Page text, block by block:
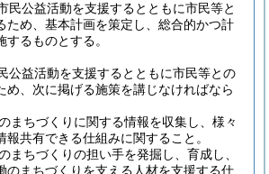
民公益活動を支援するとともに市民等と
ため、基本計画を策定し、総合的かつ計
るものとする。
公益活動を支援するとともに市民等との
め、次に掲げる施策を講じなければなら
まちづくりに関する情報を収集し、様々
報共有できる仕組みに関すること。
まちづくりの担い手を発掘し、育成し、
のまちづくりを支える人材を支援する仕